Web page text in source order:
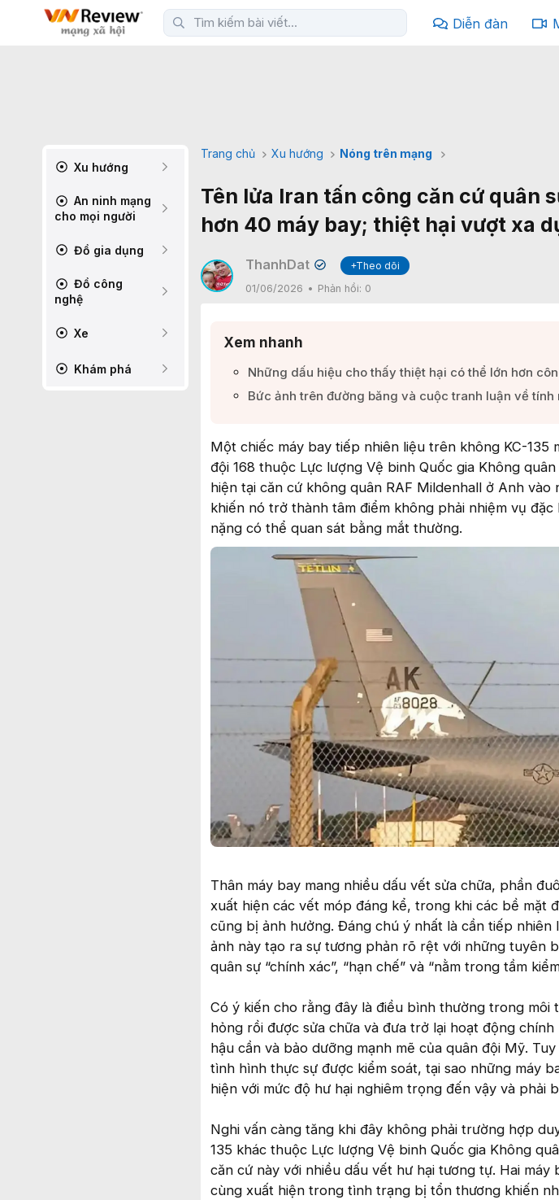
Diễn đàn
Xu hướng
An ninh mạng
cho mọi người
Đồ gia dụng
Đồ công
nghệ
Xe
Khám phá
Trang chủ Xu hướng Nóng trên mạng
Tên lửa Iran tấn công căn cứ quân
hơn 40 máy bay; thiệt hại vượt xa
ThanhDat ✔
+Theo dõi
01/06/2026
Phản hồi: 0
Xem nhanh
Những dấu hiệu cho thấy thiệt hại có thể lớn hơn
Bức ảnh trên đường băng và cuộc tranh luận về tính
Một chiếc máy bay tiếp nhiên liệu trên không KC-135
đội 168 thuộc Lực lượng Vệ binh Quốc gia Không
hiện tại căn cứ không quân RAF Mildenhall ở Anh
khiến nó trở thành tâm điểm không phải nhiệm vụ
nặng có thể quan sát bằng mắt thường.
Thân máy bay mang nhiều dấu vết sửa chữa, phần
xuất hiện các vết móp đáng kể, trong khi các bề mặt
cũng bị ảnh hưởng. Đáng chú ý nhất là cần tiếp nhiên
ảnh này tạo ra sự tương phản rõ rệt với những tuyên
quân sự “chính xác”, “hạn chế” và “nằm trong tầm
Có ý kiến cho rằng đây là điều bình thường trong
hỏng rồi được sửa chữa và đưa trở lại hoạt động
hậu cần và bảo dưỡng mạnh mẽ của quân đội Mỹ.
tình hình thực sự được kiểm soát, tại sao những máy
hiện với mức độ hư hại nghiêm trọng đến vậy và phải
Nghi vấn càng tăng khi đây không phải trường hợp
135 khác thuộc Lực lượng Vệ binh Quốc gia Không
căn cứ này với nhiều dấu vết hư hại tương tự. Hai máy
cùng xuất hiện trong tình trạng bị tổn thương khiến